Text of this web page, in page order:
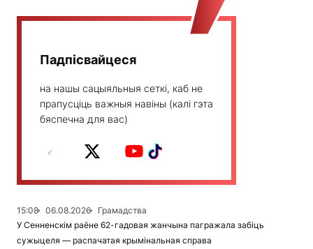
Падпісвайцеся
на нашы сацыяльныя сеткі, каб не
прапусціць важныя навіны (калі гэта
бяспечна для вас)
15:08 06.08.2026
Грамадства
У Сенненскім раёне 62-гадовая жанчына пагражала забіць
сужыцеля — распачатая крымінальная справа